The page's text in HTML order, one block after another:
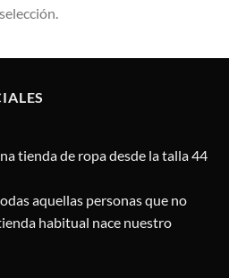
selección.
tienda de ropa desde la talla 44
aquellas personas que no
habitual nace nuestro